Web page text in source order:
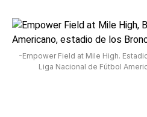
-Empower Field at Mile High.
Liga Nacional de Fútbol